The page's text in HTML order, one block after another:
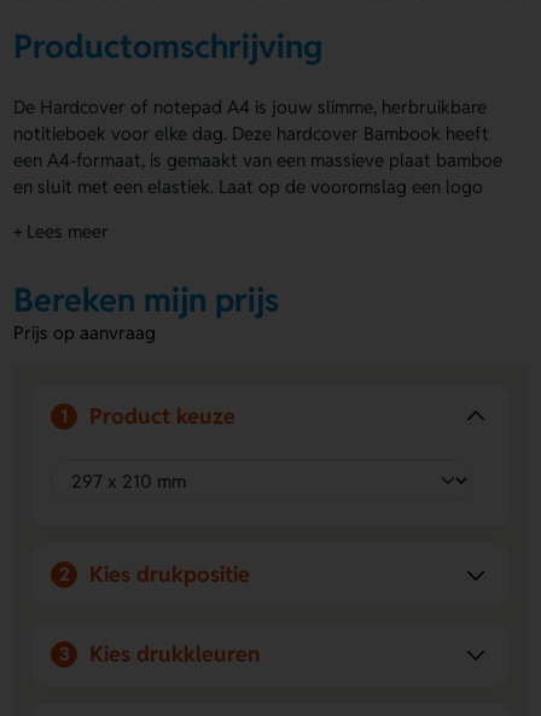
Productomschrijving
De Hardcover of notepad A4 is jouw slimme, herbruikbare
notitieboek voor elke dag. Deze hardcover Bambook heeft
een A4-formaat, is gemaakt van een massieve plaat bamboe
en sluit met een elastiek. Laat op de vooromslag een logo
cover. Bambook heeft 20 vellen, dus 40 kantjes om steeds
ontbossing tegen te gaan. Inbegrepen zijn een zwarte
Bambook stift, een penloop en een Bambook training. Bestel
of vraag een prijs op.
notepad A4
ontwerp graveren op de vooromslag of cover.
Compleet geleverdJe krijgt een zwarte Bambook stift,
penloop en korte training voor optimaal gebruik.
+ Lees meer
Bereken mijn prijs
Prijs op aanvraag
1 Product keuze
2 Kies drukpositie
3 Kies drukkleuren